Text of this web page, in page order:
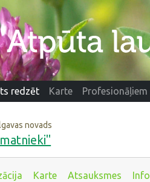
redzēt Karte Profesionāļiem
novads
Karte Atsauksmes Info